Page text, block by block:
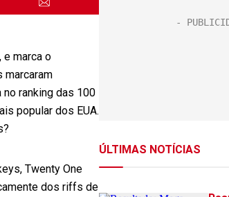
e marca o
marcaram
ranking das 100
popular dos EUA.
Twenty One
dos riffs de